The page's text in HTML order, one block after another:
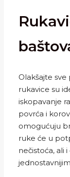
Olakšajte sve
rukavice su
iskopavanje
povrća i
omogućuju
ruke će u
nečistoća, ali